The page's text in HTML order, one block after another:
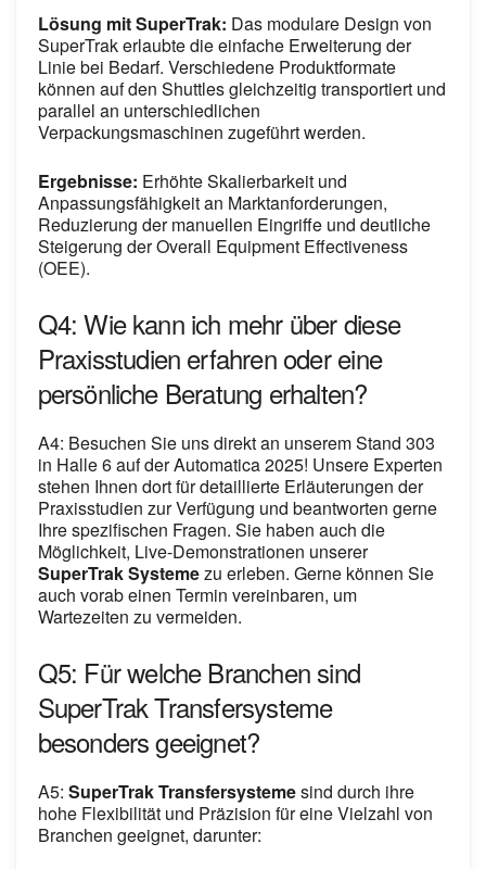
Lösung mit SuperTrak: Das modulare Design von
SuperTrak erlaubte die einfache Erweiterung der
Linie bei Bedarf. Verschiedene Produktformate
können auf den Shuttles gleichzeitig transportiert und
parallel an unterschiedlichen
Verpackungsmaschinen zugeführt werden.
Ergebnisse: Erhöhte Skalierbarkeit und
Anpassungsfähigkeit an Marktanforderungen,
Reduzierung der manuellen Eingriffe und deutliche
Steigerung der Overall Equipment Effectiveness
(OEE).
Q4: Wie kann ich mehr über diese
Praxisstudien erfahren oder eine
persönliche Beratung erhalten?
A4: Besuchen Sie uns direkt an unserem Stand 303
in Halle 6 auf der Automatica 2025! Unsere Experten
stehen Ihnen dort für detaillierte Erläuterungen der
Praxisstudien zur Verfügung und beantworten gerne
Ihre spezifischen Fragen. Sie haben auch die
Möglichkeit, Live-Demonstrationen unserer
SuperTrak Systemezu erleben. Gerne können Sie
auch vorab einen Termin vereinbaren, um
Wartezeiten zu vermeiden.
Q5: Für welche Branchen sind
SuperTrak Transfersysteme
besonders geeignet?
A5: SuperTrak Transfersystemesind durch ihre
hohe Flexibilität und Präzision für eine Vielzahl von
Branchen geeignet, darunter: